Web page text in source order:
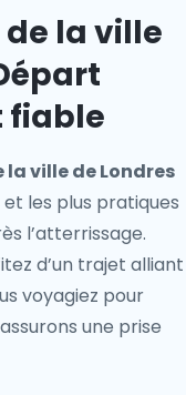
de la ville
fiable
la ville de Londres
et les plus pratiques
l’atterrissage.
d’un trajet alliant
voyagiez pour
une prise